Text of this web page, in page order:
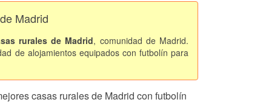
Madrid
rurales de Madrid, comunidad de Madrid.
de alojamientos equipados con futbolín para
casas rurales de Madrid con futbolín